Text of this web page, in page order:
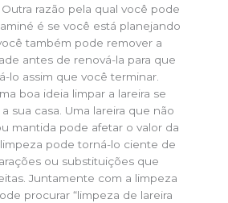
razão pela qual você pode
é se você está planejando
também pode remover a
antes de renová-la para que
lo assim que você terminar.
boa ideia limpar a lareira se
sua casa. Uma lareira que não
mantida pode afetar o valor da
limpeza pode torná-lo ciente de
ou substituições que
Juntamente com a limpeza
procurar “limpeza de lareira